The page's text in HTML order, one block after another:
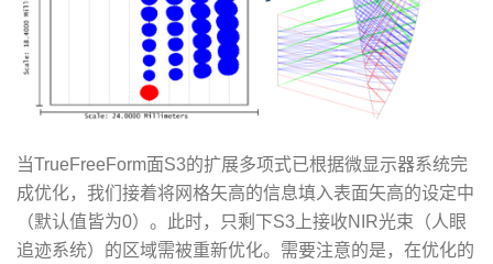
当TrueFreeForm面S3的扩展多项式已根据微显示器系统完
成优化，我们接着将网格矢高的信息填入表面矢高的设定中
（默认值皆为0）。此时，只剩下S3上接收NIR光束（人眼
追迹系统）的区域需被重新优化。需要注意的是，在优化的